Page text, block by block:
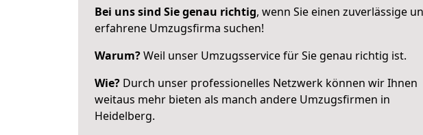
Bei uns sind Sie genau richtig, wenn Sie einen zuverlässige
erfahrene Umzugsfirma suchen!
Warum?Weil unser Umzugsservice für Sie genau richtig ist.
Wie? Durch unser professionelles Netzwerk können wir Ihnen
weitaus mehr bieten als manch andere Umzugsfirmen in
Heidelberg.